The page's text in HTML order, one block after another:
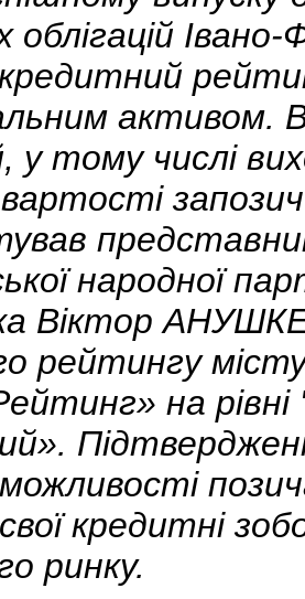
облігацій
кредитний
активом.
у тому числі
народної
Віктор
рейтингу місту
на
кредитні
ринку.